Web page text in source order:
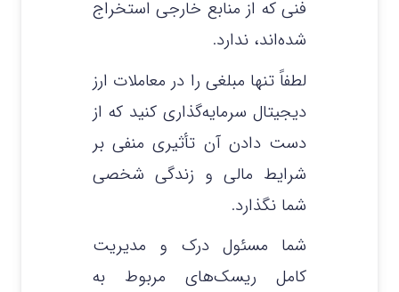
فنی که از منابع خارجی استخراج
شده‌اند، ندارد.
لطفاً تنها مبلغی را در معاملات ارز
دیجیتال سرمایه‌گذاری کنید که از
دست دادن آن تأثیری منفی بر
شرایط مالی و زندگی شخصی
شما نگذارد.
شما مسئول درک و مدیریت
کامل ریسک‌های مربوط به